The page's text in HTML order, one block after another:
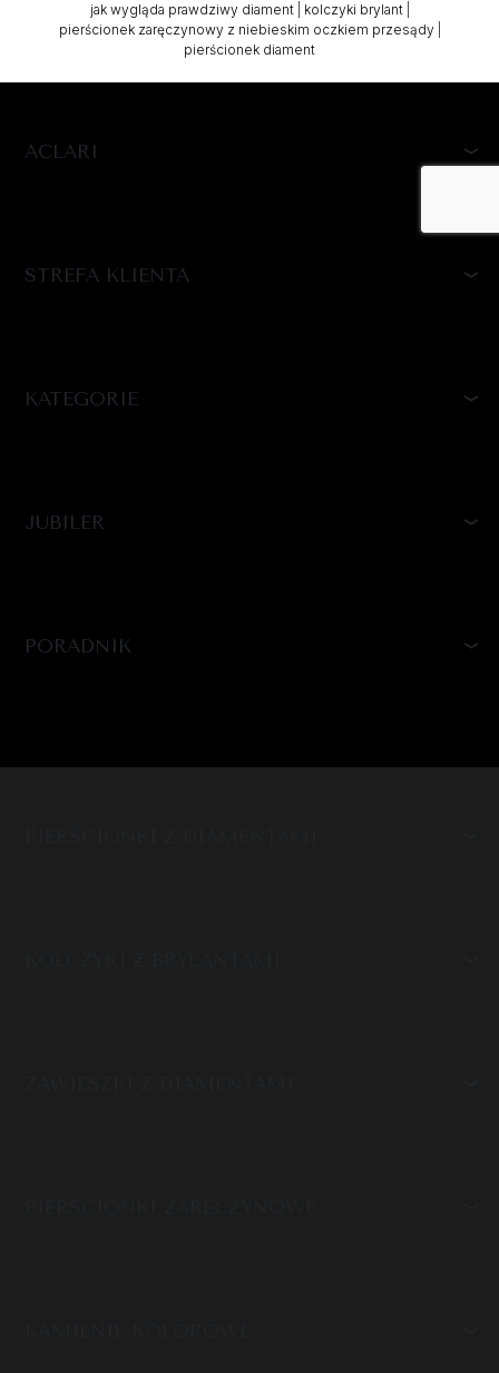
jak wygląda prawdziwy diament| kolczyki brylant|
pierścionek zaręczynowy z niebieskim oczkiem przesądy|
pierścionek diament
ACLARI
STREFA KLIENTA
KATEGORIE
JUBILER
PORADNIK